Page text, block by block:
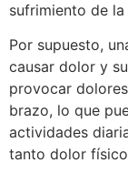
sufrimiento de
Por supuesto,
causar dolor y
provocar
brazo, lo que
actividades
tanto dolor